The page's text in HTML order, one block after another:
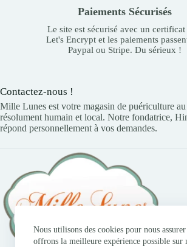
Nous utilisons des cookies pour nous
offrons la meilleure expérience possible sur
Paiements Sécurisés
Le site est sécurisé avec un certificat
Let's Encrypt et les paiements
Paypal ou Stripe. Du sérieux !
Contactez-nous !
Mille Lunes est votre magasin de puériculture
résolument humain et local. Notre fondatrice,
répond personnellement à vos demandes.